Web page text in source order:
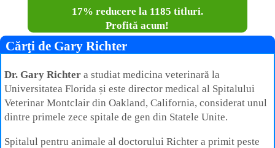
17% reducere la 1185 titluri.
Profită acum!
Cărţi de Gary Richter
Dr. Gary Richter a studiat medicina veterinară la
Universitatea Florida și este director medical al Spitalului
Veterinar Montclair din Oakland, California, considerat unul
dintre primele zece spitale de gen din Statele Unite.
Spitalul pentru animale al doctorului Richter a primit peste